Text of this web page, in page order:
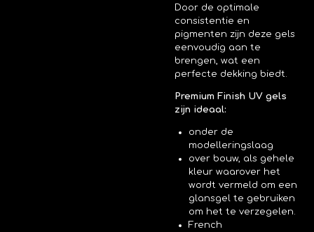
Door de optimale
consistentie en
pigmenten zijn deze gels
eenvoudig aan te
brengen, wat een
perfecte dekking biedt.
Premium Finish UV gels
zijn ideaal:
onder de
modelleringslaag
over bouw, als gehele
kleur waarover het
wordt vermeld om een
glansgel te gebruiken
om het te verzegelen.
French